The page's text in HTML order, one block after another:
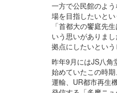
一方で公民館のよ
場を目指したいとい
「首都大の饗庭先
いう思いがありま
拠点にしたいとい
昨年9月にはJS八角
始めていたこの時
運輸、UR都市再生